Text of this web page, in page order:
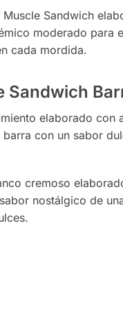
Sandwich
moderado para
cada mordida.
Sandwich
elaborado con
con un sabor
cremoso
nostálgico de